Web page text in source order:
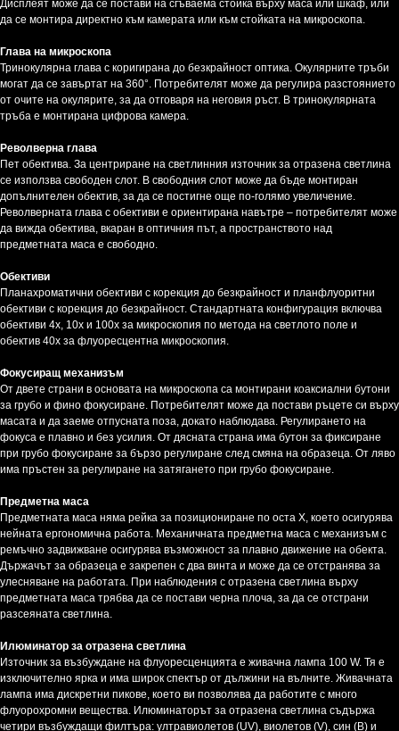
Дисплеят може да се постави на сгъваема стойка върху маса или шкаф, или
да се монтира директно към камерата или към стойката на микроскопа.
Глава на микроскопа
Тринокулярна глава с коригирана до безкрайност оптика. Окулярните тръби
могат да се завъртат на 360°. Потребителят може да регулира разстоянието
от очите на окулярите, за да отговаря на неговия ръст. В тринокулярната
тръба е монтирана цифрова камера.
Револверна глава
Пет обектива. За центриране на светлинния източник за отразена светлина
се използва свободен слот. В свободния слот може да бъде монтиран
допълнителен обектив, за да се постигне още по-голямо увеличение.
Револверната глава с обективи е ориентирана навътре – потребителят може
да вижда обектива, вкаран в оптичния път, а пространството над
предметната маса е свободно.
Обективи
Планахроматични обективи с корекция до безкрайност и планфлуоритни
обективи с корекция до безкрайност. Стандартната конфигурация включва
обективи 4x, 10x и 100x за микроскопия по метода на светлото поле и
обектив 40x за флуоресцентна микроскопия.
Фокусиращ механизъм
От двете страни в основата на микроскопа са монтирани коаксиални бутони
за грубо и фино фокусиране. Потребителят може да постави ръцете си върху
масата и да заеме отпусната поза, докато наблюдава. Регулирането на
фокуса е плавно и без усилия. От дясната страна има бутон за фиксиране
при грубо фокусиране за бързо регулиране след смяна на образеца. От ляво
има пръстен за регулиране на затягането при грубо фокусиране.
Предметна маса
Предметната маса няма рейка за позициониране по оста Х, което осигурява
нейната ергономична работа. Механичната предметна маса с механизъм с
ремъчно задвижване осигурява възможност за плавно движение на обекта.
Държачът за образеца е закрепен с два винта и може да се отстранява за
улесняване на работата. При наблюдения с отразена светлина върху
предметната маса трябва да се постави черна плоча, за да се отстрани
разсеяната светлина.
Илюминатор за отразена светлина
Източник за възбуждане на флуоресценцията е живачна лампа 100 W. Тя е
изключително ярка и има широк спектър от дължини на вълните. Живачната
лампа има дискретни пикове, което ви позволява да работите с много
флуорохромни вещества. Илюминаторът за отразена светлина съдържа
четири възбуждащи филтъра: ултравиолетов (UV), виолетов (V), син (B) и